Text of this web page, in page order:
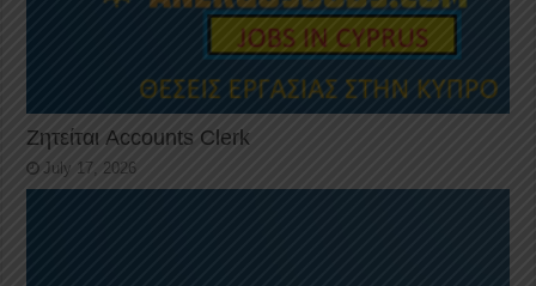
Ζητείται Accounts Clerk
July 17, 2026